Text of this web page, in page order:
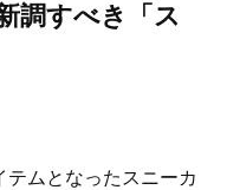
調すべき「ス
ムとなったスニーカ